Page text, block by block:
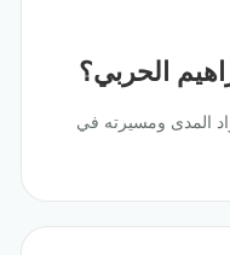
الحربي؟
المدى ومسيرته في